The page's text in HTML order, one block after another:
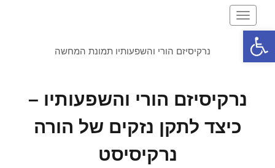
תפריט
נרקיסיזם הורי והשפעותיו –
כיצד לתקן נזקים של הורה
נרקיסיסט
פתח סרגל נגישות